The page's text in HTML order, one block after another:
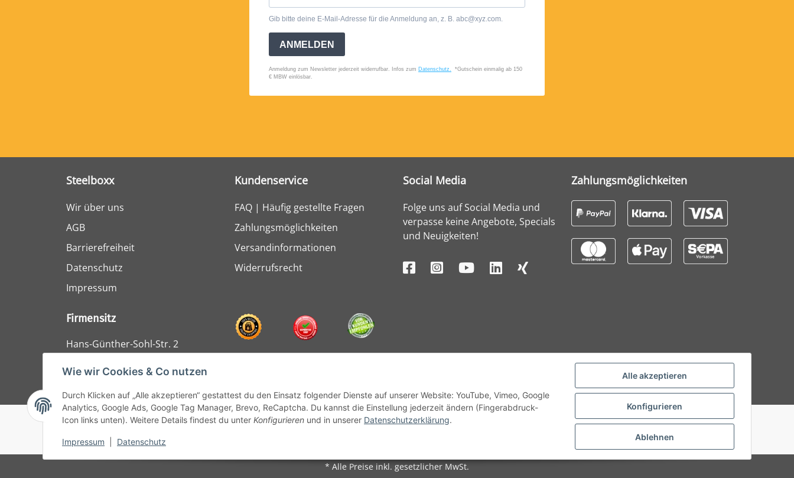
Alle akzeptieren
Konfigurieren
Ablehnen
Wie wir Cookies & Co nutzen
Durch Klicken auf „Alle akzeptieren“ gestattest du den Einsatz folgender Dienste auf unserer Website: YouTube, Vimeo, Google
Analytics, Google Ads, Google Tag Manager, Brevo, ReCaptcha. Du kannst die Einstellung jederzeit ändern (Fingerabdruck-
Icon links unten). Weitere Details findest du unter Konfigurieren und in unserer Datenschutzerklärung.
Impressum Datenschutz
Steelboxx
Wir über uns
AGB
Barrierefreiheit
Datenschutz
Impressum
Kundenservice
FAQ | Häufig gestellte Fragen
Zahlungsmöglichkeiten
Versandinformationen
Widerrufsrecht
Social Media
Folge uns auf Social Media und
verpasse keine Angebote, Specials
und Neuigkeiten!
Zahlungsmöglichkeiten
Firmensitz
Hans-Günther-Sohl-Str. 2
47807 Krefeld
© 1964 - 2026 Lüllmann GmbH
© 1964 - 2024 Lüllmann GmbH
* Alle Preise inkl. gesetzlicher MwSt.